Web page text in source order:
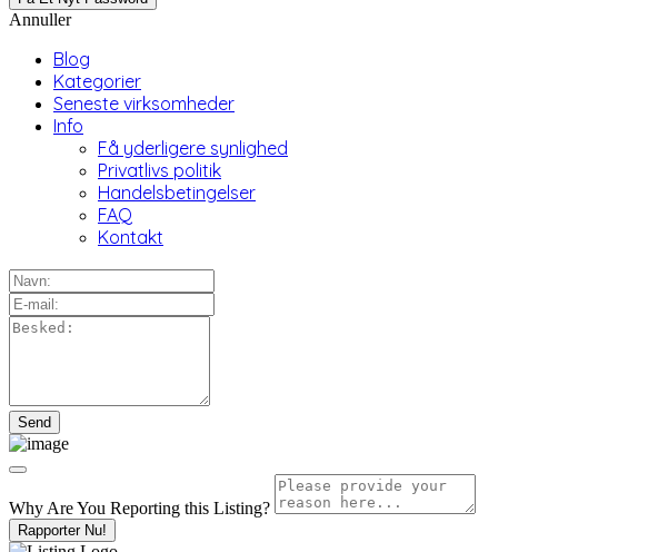
Annuller
Blog
Kategorier
Seneste virksomheder
Info
Få yderligere synlighed
Privatlivs politik
Handelsbetingelser
FAQ
Kontakt
Why Are You Reporting this Listing?
Rapporter Nu!